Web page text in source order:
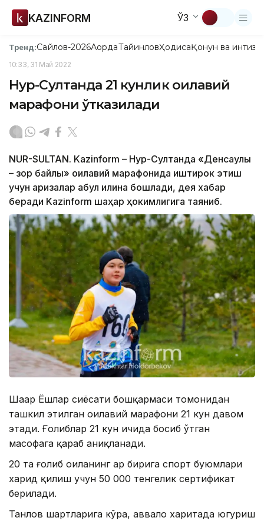
KAZINFORM ЎЗ
Тренд:Сайлов-2026АқордаТайинловҲодисаҚонун ва
10:33, 31 Май 2022
Нур-Султанда 21 кунлик оилавий
марафони ўтказилади
NUR-SULTAN. Kazinform – Нур-Султанда «Денсаулық
– зор байлық» оилавий марафонида иштирок этиш
учун аризалар қабул қилина бошлади, дея хабар
беради Kazinform шаҳар ҳокимлигига таяниб.
Шаҳар Ёшлар сиёсати бошқармаси томонидан
ташкил этилган оилавий марафони 21 кун давом
этади. Ғолиблар 21 кун ичида босиб ўтган
масофага қараб аниқланади.
20 та ғолиб оиланинг ҳар бирига спорт буюмлари
харид қилиш учун 50 000 тенгелик сертификат
берилади.
Танлов шартларига кўра, аввало харитада югуриш